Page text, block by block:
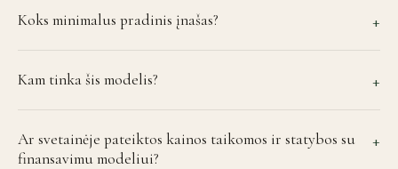
Koks minimalus pradinis įnašas? +
Kam tinka šis modelis? +
Ar svetainėje pateiktos kainos taikomos ir statybos su
finansavimu modeliui?
+